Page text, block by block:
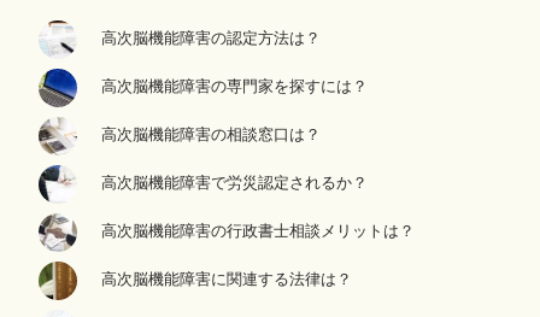
高次脳機能障害の認定方法は？
高次脳機能障害の専門家を探すには？
高次脳機能障害の相談窓口は？
高次脳機能障害で労災認定されるか？
高次脳機能障害の行政書士相談メリットは？
高次脳機能障害に関連する法律は？